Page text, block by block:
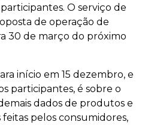
O serviço de
de operação de
30 de março do próximo
início em 15 dezembro, e
participantes, é sobre o
dados de produtos e
pelos consumidores,